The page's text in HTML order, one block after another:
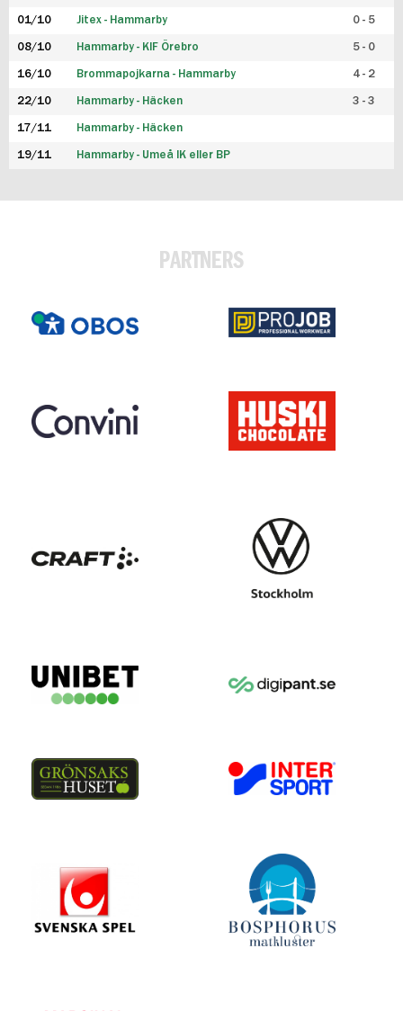
01/10 Jitex - Hammarby 0 - 5
08/10 Hammarby - KIF Örebro 5 - 0
16/10 Brommapojkarna - Hammarby 4 - 2
22/10 Hammarby - Häcken 3 - 3
17/11 Hammarby - Häcken
19/11 Hammarby - Umeå IK eller BP
PARTNERS